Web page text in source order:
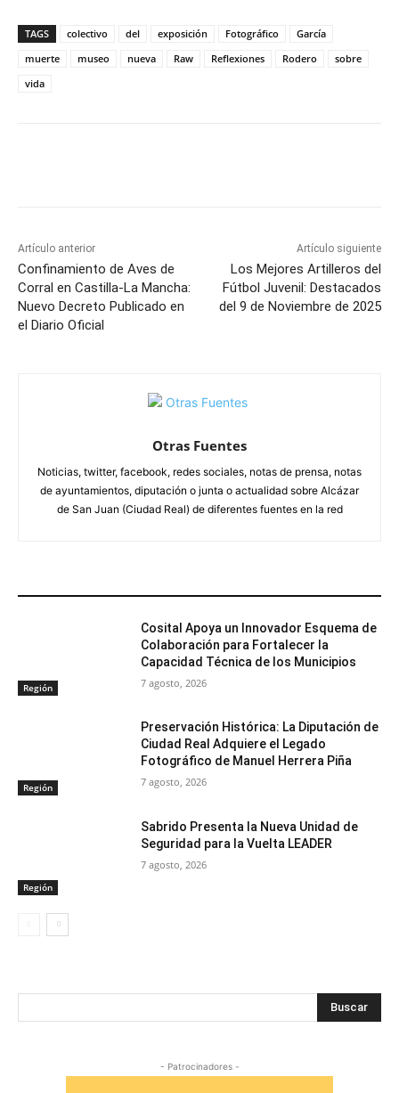
TAGS colectivo del exposición Fotográfico
García
muerte
museo nueva Raw Reflexiones Rodero
sobre
vida
Artículo anterior
Confinamiento de Aves de
Corral en Castilla-La Mancha:
Nuevo Decreto Publicado en
el Diario Oficial
Artículo siguiente
Los Mejores Artilleros del
Fútbol Juvenil: Destacados
del 9 de Noviembre de 2025
Otras Fuentes
Noticias, twitter, facebook, redes sociales, notas de prensa, notas
de ayuntamientos, diputación o junta o actualidad sobre Alcázar
de San Juan (Ciudad Real) de diferentes fuentes en la red
Región
Cosital Apoya un Innovador Esquema de
Colaboración para Fortalecer la
Capacidad Técnica de los Municipios
7 agosto, 2026
Región
Preservación Histórica: La Diputación de
Ciudad Real Adquiere el Legado
Fotográfico de Manuel Herrera Piña
7 agosto, 2026
Región
Sabrido Presenta la Nueva Unidad de
Seguridad para la Vuelta LEADER
7 agosto, 2026
Buscar
- Patrocinadores -